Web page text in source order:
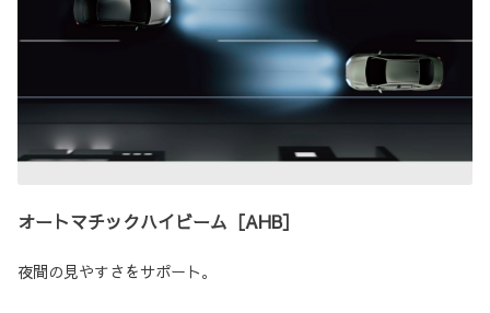
オートマチックハイビーム［AHB］
夜間の見やすさをサポート。